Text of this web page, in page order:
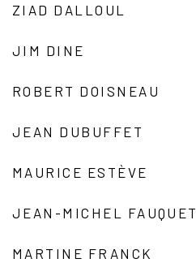
ZIAD DALLOUL
JIM DINE
ROBERT DOISNEAU
JEAN DUBUFFET
MAURICE ESTÈVE
JEAN-MICHEL FAUQUET
MARTINE FRANCK